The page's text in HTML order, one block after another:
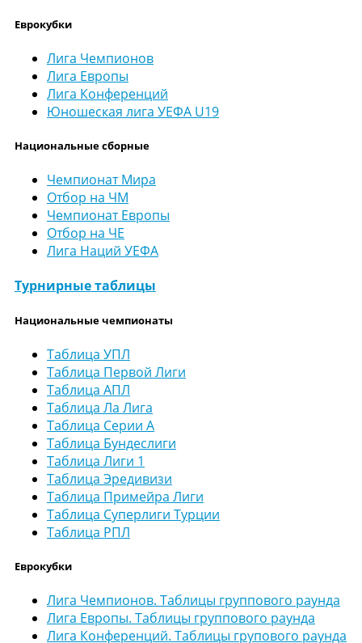
Еврокубки
Лига Чемпионов
Лига Европы
Лига Конференций
Юношеская лига УЕФА U19
Национальные сборные
Чемпионат Мира
Отбор на ЧМ
Чемпионат Европы
Отбор на ЧЕ
Лига Наций УЕФА
Турнирные таблицы
Национальные чемпионаты
Таблица УПЛ
Таблица Первой Лиги
Таблица АПЛ
Таблица Ла Лига
Таблица Серии А
Таблица Бундеслиги
Таблица Лиги 1
Таблица Эредивизи
Таблица Примейра Лиги
Таблица Суперлиги Турции
Таблица РПЛ
Еврокубки
Лига Чемпионов. Таблицы группового раунда
Лига Европы. Таблицы группового раунда
Лига Конференций. Таблицы групового раунда